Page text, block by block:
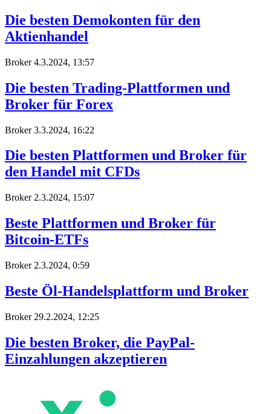
Die besten Demokonten für den
Aktienhandel
Broker 4.3.2024, 13:57
Die besten Trading-Plattformen und
Broker für Forex
Broker 3.3.2024, 16:22
Die besten Plattformen und Broker für
den Handel mit CFDs
Broker 2.3.2024, 15:07
Beste Plattformen und Broker für
Bitcoin-ETFs
Broker 2.3.2024, 0:59
Beste Öl-Handelsplattform und Broker
Broker 29.2.2024, 12:25
Die besten Broker, die PayPal-
Einzahlungen akzeptieren